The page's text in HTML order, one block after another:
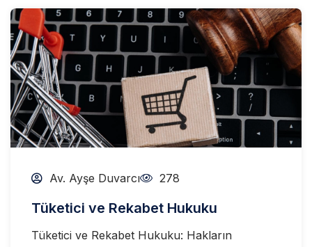
Av. Ayşe Duvarcı 278
Tüketici ve Rekabet Hukuku
Tüketici ve Rekabet Hukuku: Hakların